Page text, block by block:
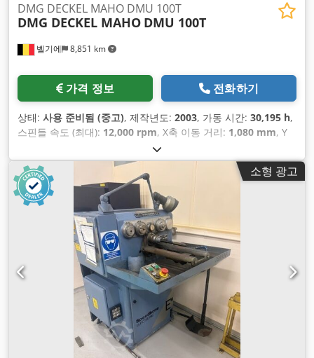
벨기에 8,851 km
DMG DECKEL MAHO DMU 100T
DMG DECKEL MAHO DMU 100T
가격 정보 전화하기
상태: 사용 준비됨 (중고), 제작년도: 2003, 가동 시간: 30,195 h,
스핀들 속도 (최대): 12,000 rpm, X축 이동 거리: 1,080 mm, Y
, Z축 이동 거리:
업체:HEIDENHAIN, 컨트롤러 모델:Millplus IT, 공구 매거진의
슬롯 수:
소형 광고